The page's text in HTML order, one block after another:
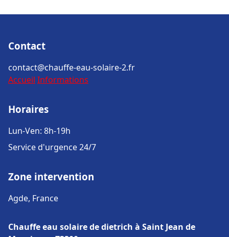
Contact
contact@chauffe-eau-solaire-2.fr
Accueil Informations
Horaires
Lun-Ven: 8h-19h
Service d'urgence 24/7
Zone intervention
Agde, France
Chauffe eau solaire de dietrich à Saint Jean de